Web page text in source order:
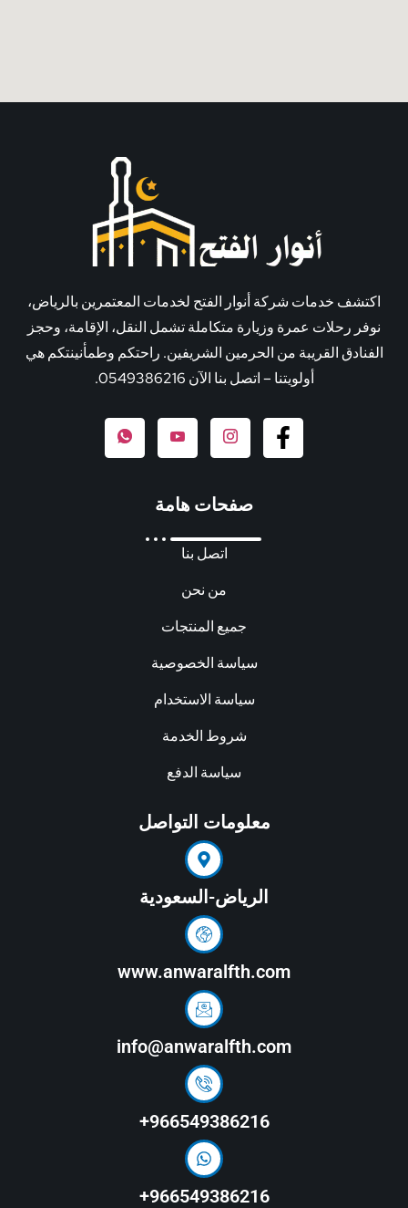
اكتشف خدمات شركة أنوار الفتح لخدمات المعتمرين بالرياض،
نوفر رحلات عمرة وزيارة متكاملة تشمل النقل، الإقامة، وحجز
الفنادق القريبة من الحرمين الشريفين. راحتكم وطمأنينتكم هي
أولويتنا – اتصل بنا الآن 0549386216.
صفحات هامة
اتصل بنا
من نحن
جميع المنتجات
سياسة الخصوصية
سياسة الاستخدام
شروط الخدمة
سياسة الدفع
معلومات التواصل
الرياض-السعودية
www.anwaralfth.com
info@anwaralfth.com
966549386216+
966549386216+